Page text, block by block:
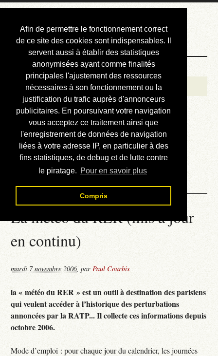
Afin de permettre le fonctionnement correct
de ce site des cookies sont indispensables. Il
servent aussi à établir des statistiques
anonymisées ayant comme finalités
principales l'ajustement des ressources
nécessaires à son fonctionnement ou la
justification du trafic auprès d'annonceurs
publicitaires. En poursuivant votre navigation
vous acceptez ce traitement ainsi que
l'enregistrement de données de navigation
liées à votre adresse IP, en particulier à des
fins statistiques, de debug et de lutte contre
le piratage. Pour en savoir plus
Compris
Courbis, « LE »
Blog Officiel
Bienvenue
Réalisations
Divers (et d’été)
Annonces
Liens externes
Téléchargement
Contact
La météo du RER (mis à jour
en continu)
mardi 7 novembre 2006,parPaul Courbis
la « météo du RER » est un outil à destination des parisiens
qui veulent accéder à l’historique des perturbations
annoncées par la RATP... Il collecte ces informations depuis
octobre 2006.
Mode d’emploi : pour chaque jour du calendrier, les journées